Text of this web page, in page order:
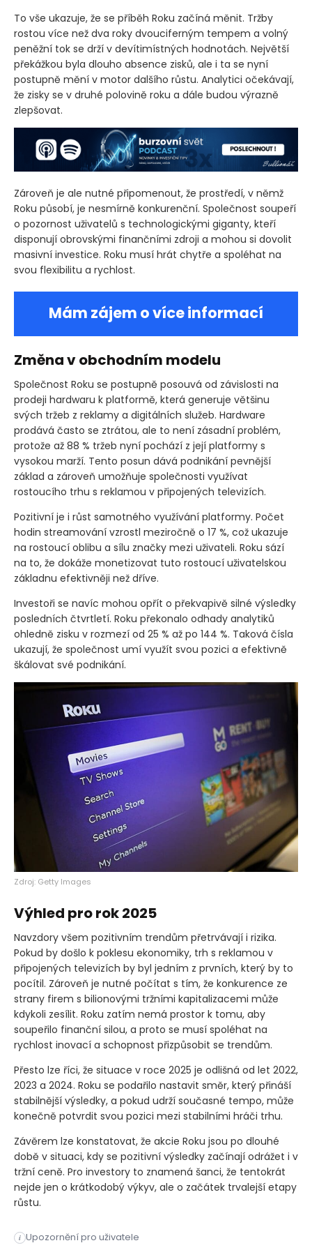
To vše ukazuje, že se příběh Roku začíná měnit. Tržby
rostou více než dva roky dvouciferným tempem a volný
peněžní tok se drží v devítimístných hodnotách. Největší
překážkou byla dlouho absence zisků, ale i ta se nyní
postupně mění v motor dalšího růstu. Analytici očekávají,
že zisky se v druhé polovině roku a dále budou výrazně
zlepšovat.
Zároveň je ale nutné připomenout, že prostředí, v němž
Roku působí, je nesmírně konkurenční. Společnost soupeří
o pozornost uživatelů s technologickými giganty, kteří
disponují obrovskými finančními zdroji a mohou si dovolit
masivní investice. Roku musí hrát chytře a spoléhat na
svou flexibilitu a rychlost.
Mám zájem o více informací
Změna v obchodním modelu
Společnost Roku se postupně posouvá od závislosti na
prodeji hardwaru k platformě, která generuje většinu
svých tržeb z reklamy a digitálních služeb. Hardware
prodává často se ztrátou, ale to není zásadní problém,
protože až 88 % tržeb nyní pochází z její platformy s
vysokou marží. Tento posun dává podnikání pevnější
základ a zároveň umožňuje společnosti využívat
rostoucího trhu s reklamou v připojených televizích.
Pozitivní je i růst samotného využívání platformy. Počet
hodin streamování vzrostl meziročně o 17 %, což ukazuje
na rostoucí oblibu a sílu značky mezi uživateli. Roku sází
na to, že dokáže monetizovat tuto rostoucí uživatelskou
základnu efektivněji než dříve.
Investoři se navíc mohou opřít o překvapivě silné výsledky
posledních čtvrtletí. Roku překonalo odhady analytiků
ohledně zisku v rozmezí od 25 % až po 144 %. Taková čísla
ukazují, že společnost umí využít svou pozici a efektivně
škálovat své podnikání.
Zdroj: Getty Images
Výhled pro rok 2025
Navzdory všem pozitivním trendům přetrvávají i rizika.
Pokud by došlo k poklesu ekonomiky, trh s reklamou v
připojených televizích by byl jedním z prvních, který by to
pocítil. Zároveň je nutné počítat s tím, že konkurence ze
strany firem s bilionovými tržními kapitalizacemi může
kdykoli zesílit. Roku zatím nemá prostor k tomu, aby
soupeřilo finanční silou, a proto se musí spoléhat na
rychlost inovací a schopnost přizpůsobit se trendům.
Přesto lze říci, že situace v roce 2025 je odlišná od let 2022,
2023 a 2024. Roku se podařilo nastavit směr, který přináší
stabilnější výsledky, a pokud udrží současné tempo, může
konečně potvrdit svou pozici mezi stabilními hráči trhu.
Závěrem lze konstatovat, že akcie Roku jsou po dlouhé
době v situaci, kdy se pozitivní výsledky začínají odrážet i v
tržní ceně. Pro investory to znamená šanci, že tentokrát
nejde jen o krátkodobý výkyv, ale o začátek trvalejší etapy
růstu.
i Upozornění pro uživatele